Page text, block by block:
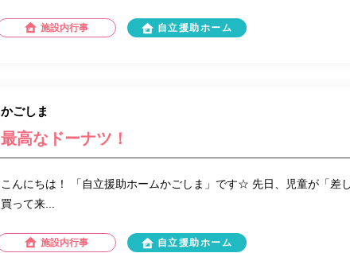
施設内行事 自立援助ホーム
かごしま
最高なドーナツ！
こんにちは！ 「自立援助ホームかごしま」です☆ 先日、児童が「差
買って来...
施設内行事 自立援助ホーム